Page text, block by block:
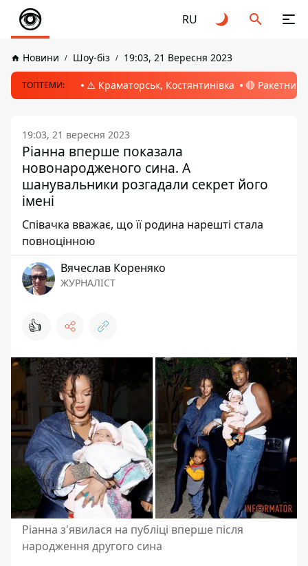
RU
Новини Шоу-біз 19:03, 21 Вересня 2023
ТОПТЕМИ: ⚠️ Краматорськ, Костянтинівка 🔴 Ракетний
19:03, 21 вересня 2023
Ріанна вперше показала
новонародженого сина. А
шанувальники розгадали секрет його
імені
Співачка вважає, що її родина нарешті стала
повноцінною
Вячеслав Кореняко
ЖУРНАЛІСТ
👍
Ріанна з'явилася на публіці вперше після
народження другого сина